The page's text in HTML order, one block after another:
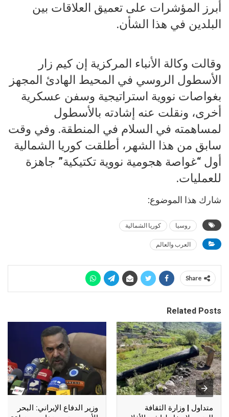
أبرز المؤشرات على تعميق العلاقات بين
البلدين في هذا الشأن.
وقالت وكالة الأنباء المركزية إن كيم زار
الأسطول الروسي في المحيط الهادئ المجهز
بغواصات نووية استراتيجية وسفن عسكرية
أخرى، ونقلت عنه إشادته بالأسطول
لمساهمته في السلام في المنطقة. وفي وقت
سابق من هذا الشهر، أطلقت كوريا الشمالية
أول “غواصة هجومية نووية تكتيكية” جاهزة
للعمليات.
شارك هذا الموضوع:
روسيا كوريا الشمالية
العرب والعالم
Share
Related Posts
متداول | وزارة الثقافة
وزير الدفاع الإيراني: البحر